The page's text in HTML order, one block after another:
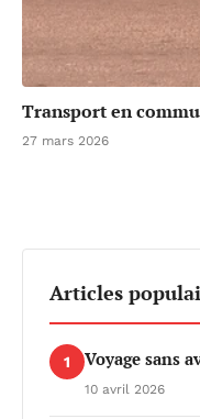
Transport en
27 mars 2026
Articles
1 Voyage sans
10 avril 2026